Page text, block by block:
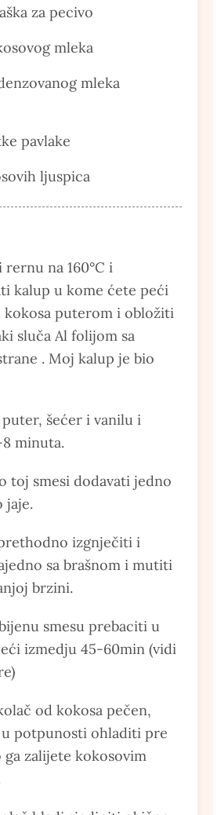
za pecivo
mleka
mleka
pavlake
ljuspica
rernu na 160°C i
kalup u kome ćete peći
kokosa puterom i obložiti
sluča Al folijom sa
. Moj kalup je bio
šećer i vanilu i
minuta.
toj smesi dodavati jedno
jaje.
izgnječiti i
sa brašnom i mutiti
brzini.
smesu prebaciti u
izmedju 45-60min (vidi
od kokosa pečen,
u potpunosti ohladiti pre
ga zalijete kokosovim